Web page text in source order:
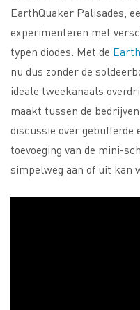
EarthQuaker Palisades,
experimenteren met
typen diodes. Met de
nu dus zonder de
ideale tweekanaals
maakt tussen de
discussie over gebufferde
toevoeging van de mini-
simpelweg aan of uit kan